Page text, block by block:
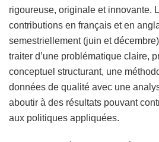
rigoureuse, originale et innovante.
contributions en français et en
semestriellement (juin et
traiter d’une problématique claire,
conceptuel structurant, une
données de qualité avec une
aboutir à des résultats pouvant
aux politiques appliquées.